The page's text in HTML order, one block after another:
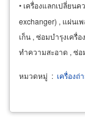
• เครื่องแลกเปลี่ยน
exchanger) , แผ่นเ
เก็น , ซ่อมบำรุงเครื่
ทำความสะอาด , ซ่อ
หมวดหมู่ : เครื่องถ่